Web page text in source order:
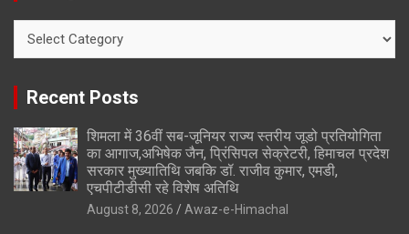
Recent Posts
शिमला में 36वीं सब-जूनियर राज्य स्तरीय जूडो प्रतियोगिता
का आगाज,अभिषेक जैन, प्रिंसिपल सेक्रेटरी, हिमाचल प्रदेश
सरकार मुख्यातिथि जबकि डॉ. राजीव कुमार, एमडी,
एचपीटीडीसी रहे विशेष अतिथि
August 8, 2026 Awaz-e-Himachal